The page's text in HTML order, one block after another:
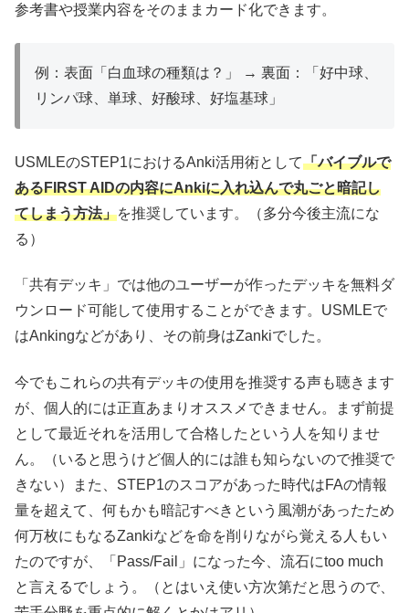
参考書や授業内容をそのままカード化できます。
例：表面「白血球の種類は？」 → 裏面：「好中球、
リンパ球、単球、好酸球、好塩基球」
USMLEのSTEP1におけるAnki活用術として「バイブルで
あるFIRST AIDの内容にAnkiに入れ込んで丸ごと暗記し
てしまう方法」を推奨しています。（多分今後主流にな
る）
「共有デッキ」では他のユーザーが作ったデッキを無料ダ
ウンロード可能して使用することができます。USMLEで
はAnkingなどがあり、その前身はZankiでした。
今でもこれらの共有デッキの使用を推奨する声も聴きます
が、個人的には正直あまりオススメできません。まず前提
として最近それを活用して合格したという人を知りませ
ん。（いると思うけど個人的には誰も知らないので推奨で
きない）また、STEP1のスコアがあった時代はFAの情報
量を超えて、何もかも暗記すべきという風潮があったため
何万枚にもなるZankiなどを命を削りながら覚える人もい
たのですが、「Pass/Fail」になった今、流石にtoo much
と言えるでしょう。（とはいえ使い方次第だと思うので、